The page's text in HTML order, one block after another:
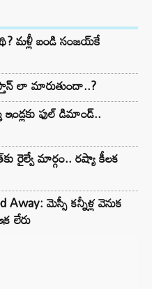
మళ్లీ బండి సంజయ్‌కే
లా మారుతుందా..?
ఫుల్ డిమాండ్..
రైల్వే మార్గం.. రష్యా కీలక
Away: మెస్సీ కన్నీళ్ల వెనుక
లేరు